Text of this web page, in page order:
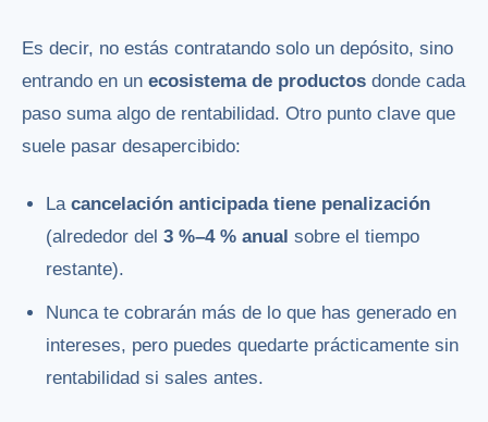
Es decir, no estás contratando solo un depósito, sino
entrando en un ecosistema de productos donde cada
paso suma algo de rentabilidad. Otro punto clave que
suele pasar desapercibido:
Lacancelación anticipada tiene penalización
(alrededor del3 %–4 % anual sobre el tiempo
restante).
Nunca te cobrarán más de lo que has generado en
intereses, pero puedes quedarte prácticamente sin
rentabilidad si sales antes.